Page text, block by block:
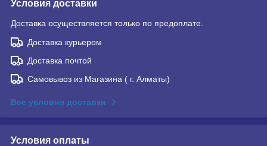
Условия доставки
Доставка осуществляется только по предоплате.
Доставка курьером
Доставка почтой
Самовывоз из Магазина ( г. Алматы)
Все условия доставки
Условия оплаты